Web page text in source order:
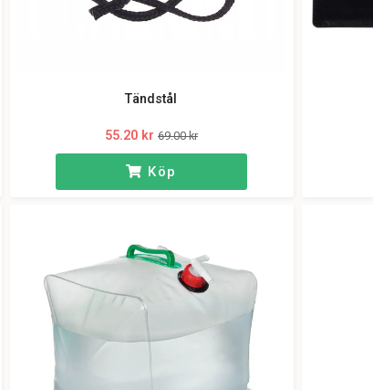
Tändstål
55.20 kr 69.00 kr
Köp